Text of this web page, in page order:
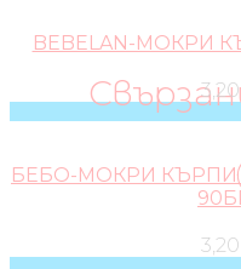
BEBELAN-МОКРИ
БЕБО-МОКРИ КЪРПИ